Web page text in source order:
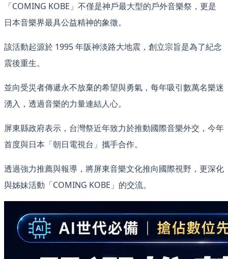
「COMING KOBE」不僅是神戶最大型的戶外音樂祭，更是
日本音樂界最具公益精神的象徵。
該活動起源於 1995 年阪神淡路大地震，創立宗旨是為了紀念
震後重生。
並向受災者傳遞永不放棄的希望與勇氣，每年吸引數萬名樂迷
湧入，透過音樂的力量連結人心。
屏東縣政府表示，台灣祭近年致力於推動國際音樂外交，今年
首度與日本「朝日電視台」攜手合作。
透過強力推薦與報導，將屏東音樂文化推向國際視野，更深化
與姊妹活動「COMING KOBE」的交流。